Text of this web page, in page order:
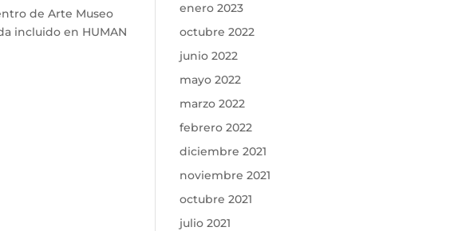
de Arte Museo
incluido en HUMAN
enero 2023
octubre 2022
junio 2022
mayo 2022
marzo 2022
febrero 2022
diciembre 2021
noviembre 2021
octubre 2021
julio 2021